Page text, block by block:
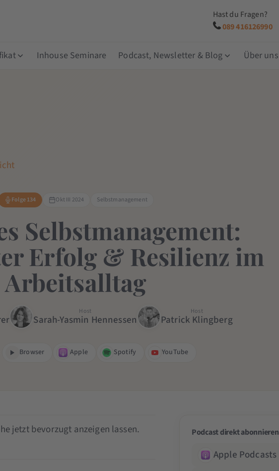
Hast du Fragen?
089 416126990
Inhouse Seminare Podcast, Newsletter & Blog Über uns
Folge 134 Okt III 2024 Selbstmanagement
Selbstmanagement:
Erfolg & Resilienz im
Arbeitsalltag
Host
Sarah-Yasmin Hennessen
Host
Patrick Klingberg
Browser Apple Spotify YouTube
jetzt bevorzugt anzeigen lassen. Podcast direkt abonnieren
Apple Podcasts